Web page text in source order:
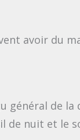
avoir du
général de la
de nuit et le